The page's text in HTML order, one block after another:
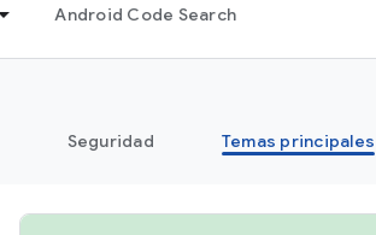
Android Code Search
Seguridad Temas principales